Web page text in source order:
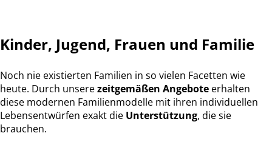
Kinder, Jugend, Frauen und Familie
Noch nie existierten Familien in so vielen Facetten wie
heute. Durch unserezeitgemäßen Angebote erhalten
diese modernen Familienmodelle mit ihren individuellen
Lebensentwürfen exakt die Unterstützung, die sie
brauchen.